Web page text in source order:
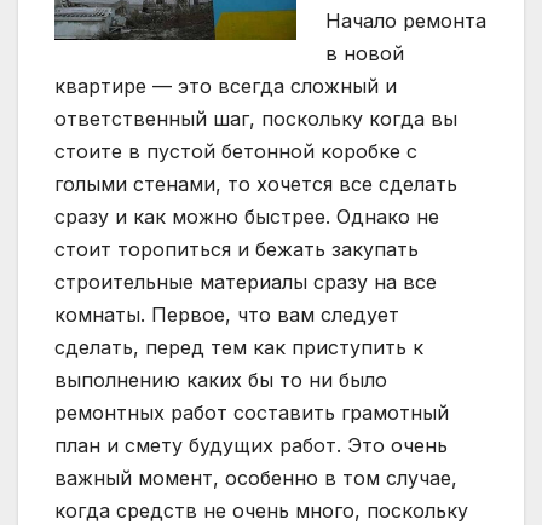
Начало ремонта
в новой
квартире — это всегда сложный и
ответственный шаг, поскольку когда вы
стоите в пустой бетонной коробке с
голыми стенами, то хочется все сделать
сразу и как можно быстрее. Однако не
стоит торопиться и бежать закупать
строительные материалы сразу на все
комнаты. Первое, что вам следует
сделать, перед тем как приступить к
выполнению каких бы то ни было
ремонтных работ составить грамотный
план и смету будущих работ. Это очень
важный момент, особенно в том случае,
когда средств не очень много, поскольку